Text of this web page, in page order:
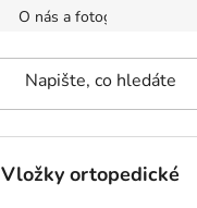
O nás a fotogalerie
Vložky ortopedické